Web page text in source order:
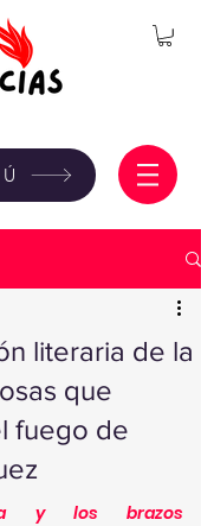
literaria de la
que
fuego de
y los brazos